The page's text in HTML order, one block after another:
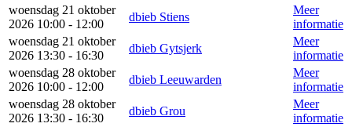
woensdag 21 oktober
2026 10:00 - 12:00
dbieb Stiens
Meer
informatie
woensdag 21 oktober
2026 13:30 - 16:30
dbieb Gytsjerk
Meer
informatie
woensdag 28 oktober
2026 10:00 - 12:00
dbieb Leeuwarden
Meer
informatie
woensdag 28 oktober
2026 13:30 - 16:30
dbieb Grou
Meer
informatie